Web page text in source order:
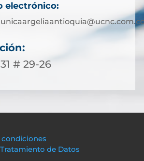
electrónico:
# 29-26
condiciones
de Datos